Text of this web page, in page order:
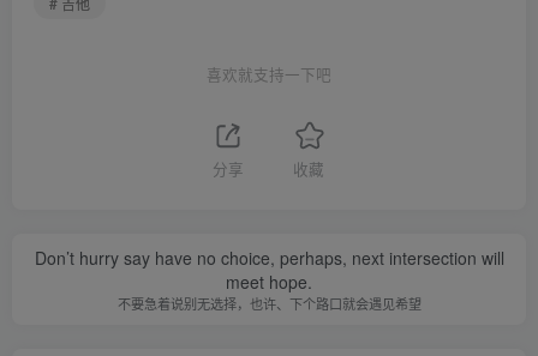
喜欢就支持一下吧
分享 收藏
Don’t hurry say have no choice, perhaps, next intersection will
meet hope.
不要急着说别无选择，也许、下个路口就会遇见希望